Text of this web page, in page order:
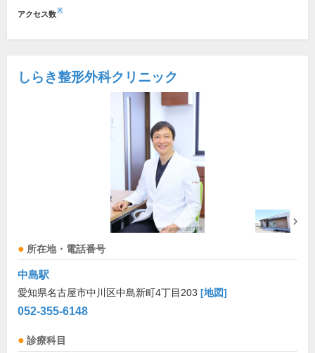
アクセス数※
しらき整形外科クリニック
所在地・電話番号
中島駅
愛知県名古屋市中川区中島新町4丁目203 [地図]
052-355-6148
診療科目